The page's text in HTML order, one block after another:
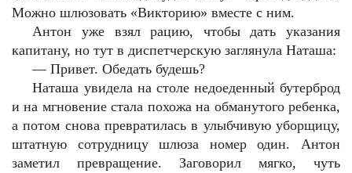
Можно шлюзовать «Викторию» вместе с ним.
Антон уже взял рацию, чтобы дать указания
капитану, но тут в диспетчерскую заглянула Наташа:
—Привет. Обедать будешь?
Наташа увидела на столе недоеденный бутерброд
и на мгновение стала похожа на обманутого ребенка,
а потом снова превратилась в улыбчивую уборщицу,
штатную сотрудницу шлюза номер один. Антон
заметил превращение. Заговорил мягко, чуть